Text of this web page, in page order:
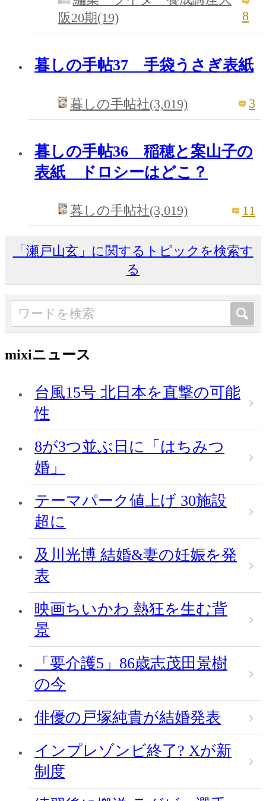
阪20期(19)
8
暮しの手帖37 手袋うさぎ表紙
暮しの手帖社(3,019) 3
暮しの手帖36 稲穂と案山子の
表紙 ドロシーはどこ？
暮しの手帖社(3,019) 11
「瀬戸山玄」に関するトピックを検索す
る
mixiニュース
台風15号 北日本を直撃の可能
性
8が3つ並ぶ日に「はちみつ
婚」
テーマパーク値上げ 30施設
超に
及川光博 結婚&妻の妊娠を発
表
映画ちいかわ 熱狂を生む背
景
「要介護5」86歳志茂田景樹
の今
俳優の戸塚純貴が結婚発表
インプレゾンビ終了? Xが新
制度